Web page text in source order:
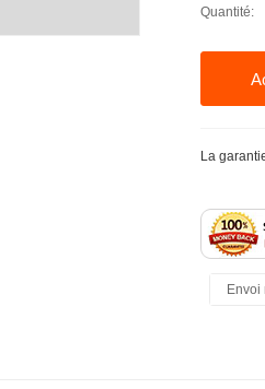
Quantité:
La
Envoi